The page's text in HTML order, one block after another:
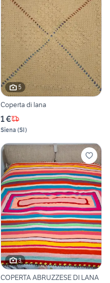
5
Coperta di lana
1 €
Siena (SI)
3
COPERTA ABRUZZESE DI LANA